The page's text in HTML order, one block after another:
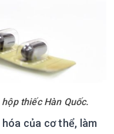
thiếc Hàn Quốc.
của cơ thể, làm